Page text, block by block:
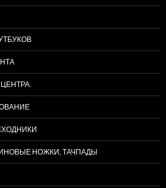
НОЖКИ, ТАЧПАДЫ